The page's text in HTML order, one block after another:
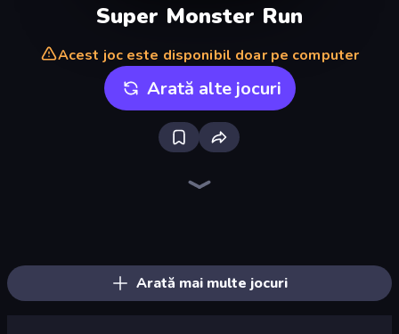
Super Monster Run
Acest joc este disponibil doar pe computer
Arată alte jocuri
Arată mai multe jocuri